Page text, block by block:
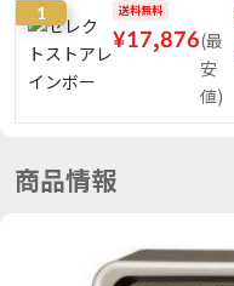
1 送料無料
¥17,876(最
安
値)
商品情報